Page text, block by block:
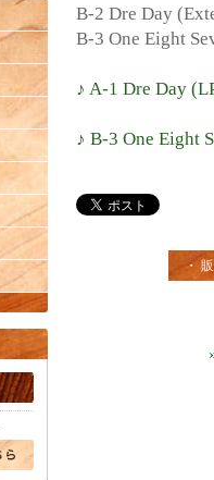
B-2 Dre Day
B-3 One Eight
♪ A-1 Dre Day
♪ B-3 One Eight
・